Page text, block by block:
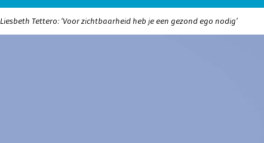
Liesbeth Tettero: ‘Voor zichtbaarheid heb je een gezond ego nodig’